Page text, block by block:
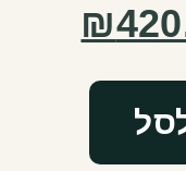
₪